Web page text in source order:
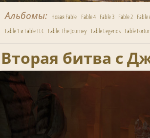
Альбомы Новая Fable Fable 4 Fable 3 Fable 2 Fable
Fable 1 и Fable TLC Fable: The Journey Fable Legends Fable
Вторая битва с